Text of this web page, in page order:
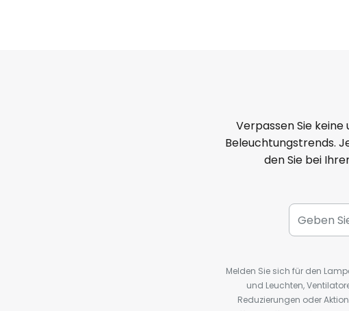
Verpassen Sie
Beleuchtungstrends.
den Sie bei
Melden Sie sich für den
und Leuchten,
Reduzierungen oder